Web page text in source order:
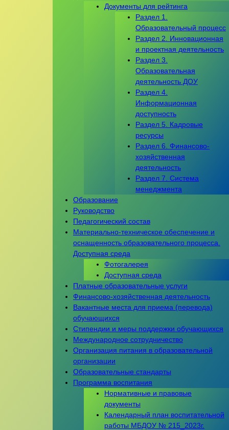
Документы для рейтинга
Раздел 1.
Образовательный процесс
Раздел 2. Инновационная
и проектная деятельность
Раздел 3.
Образовательная
деятельность ДОУ
Раздел 4.
Информационная
доступность
Раздел 5. Кадровые
ресурсы
Раздел 6. Финансово-
хозяйственная
деятельность
Раздел 7. Система
менеджмента
Образование
Руководство
Педагогический состав
Материально-техническое обеспечение и
оснащенность образовательного процесса.
Доступная среда
Фотогалерея
Доступная среда
Платные образовательные услуги
Финансово-хозяйственная деятельность
Вакантные места для приема (перевода)
обучающихся
Стипендии и меры поддержки обучающихся
Международное сотрудничество
Организация питания в образовательной
организации
Образовательные стандарты
Программа воспитания
Нормативные и правовые
документы
Календарный план воспитательной
работы МБДОУ № 215_2023г.